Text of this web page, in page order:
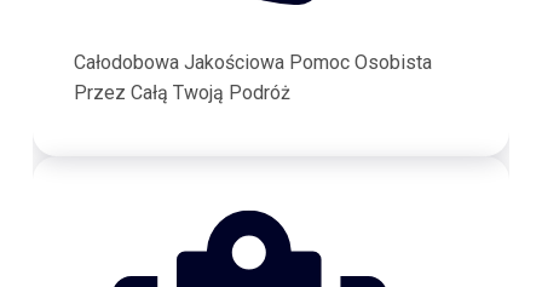
Całodobowa Jakościowa Pomoc Osobista
Przez Całą Twoją Podróż